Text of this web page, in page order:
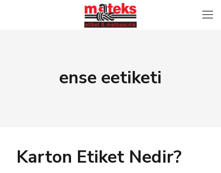
ense eetiketi
Karton Etiket Nedir?